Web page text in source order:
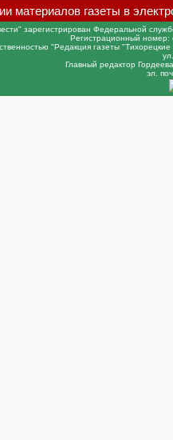
материалов газеты в
зарегистрирован Федеральной
Регистрационный
"Редакция газеты
Главный редактор
эл.